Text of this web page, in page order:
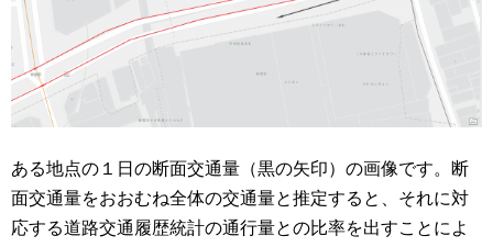
ある地点の１日の断面交通量（黒の矢印）の画像です。断
面交通量をおおむね全体の交通量と推定すると、それに対
応する道路交通履歴統計の通行量との比率を出すことによ